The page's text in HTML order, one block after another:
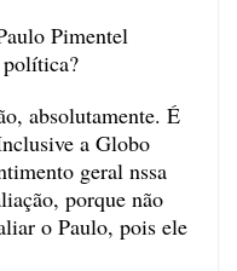
Pimentel
política?
absolutamente. É
a Globo
geral nssa
porque não
o Paulo, pois ele